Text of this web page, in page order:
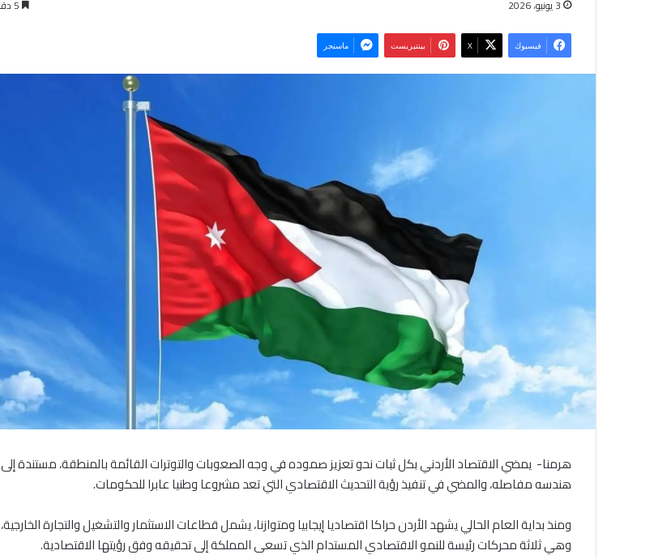
3 يونيو، 2026
فيسبوك ‫X بينتيريست ماسنجر
هرمنا- يمضي الاقتصاد الأردني بكل ثبات نحو تعزيز صموده في وجه الصعوبات والتوترات القائمة بالمنطقة، مستندة إلى
هندسه مفاصله، والمضي في تنفيذ رؤية التحديث الاقتصادي التي تعد مشروعا وطنيا عابرا للحكومات.
ومنذ بداية العام الحالي يشهد الأردن حراكا اقتصاديا إيجابيا ومتوازنا، يشمل قطاعات الاستثمار والتشغيل والتجارة الخارجية،
وهي ثلاثة محركات رئيسة للنمو الاقتصادي المستدام الذي تسعى المملكة إلى تحقيقه وفق رؤيتها الاقتصادية.